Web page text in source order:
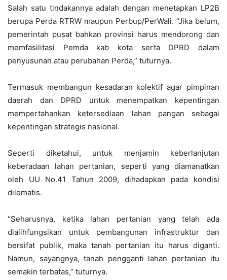
Salah satu tindakannya adalah dengan menetapkan LP2B
berupa Perda RTRW maupun Perbup/PerWali. “Jika belum,
pemerintah pusat bahkan provinsi harus mendorong dan
memfasilitasi Pemda kab kota serta DPRD dalam
penyusunan atau perubahan Perda,” tuturnya.
Termasuk membangun kesadaran kolektif agar pimpinan
daerah dan DPRD untuk menempatkan kepentingan
mempertahankan ketersediaan lahan pangan sebagai
kepentingan strategis nasional.
Seperti diketahui, untuk menjamin keberlanjutan
keberadaan lahan pertanian, seperti yang diamanatkan
oleh UU No.41 Tahun 2009, dihadapkan pada kondisi
dilematis.
“Seharusnya, ketika lahan pertanian yang telah ada
dialihfungsikan untuk pembangunan infrastruktur dan
bersifat publik, maka tanah pertanian itu harus diganti.
Namun, sayangnya, tanah pengganti lahan pertanian itu
semakin terbatas,” tuturnya.